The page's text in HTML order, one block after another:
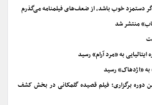
دستمزد خوب باشد، از ضعف‌های فیلمنامه می‌گذرم
منتشر شد
ایتالیایی به «مرد آرام» رسید
«اژدهاک» رسید
دوره برگزاری؛ فیلم قصیده گلمکانی در بخش کشف